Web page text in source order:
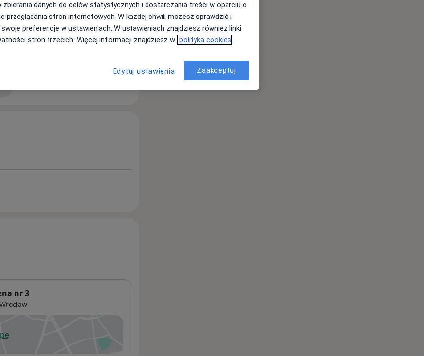
Zwyrodnienie stawów
nr 3
Wrocław
się w nowej karcie
zbierania danych do celów statystycznych i dostarczania treści w oparciu o
przeglądania stron internetowych. W każdej chwili możesz sprawdzić i
preferencje w ustawieniach. W ustawieniach znajdziesz również linki
stron trzecich. Więcej informacji znajdziesz w polityka cookies
Edytuj ustawienia Zaakceptuj